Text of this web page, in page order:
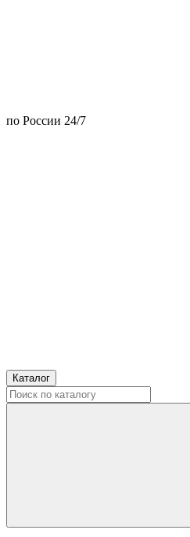
по России 24/7
Каталог